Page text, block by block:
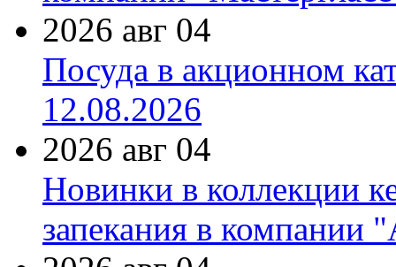
2026 авг 04
Посуда в акционном
12.08.2026
2026 авг 04
Новинки в коллекции
запекания в компании